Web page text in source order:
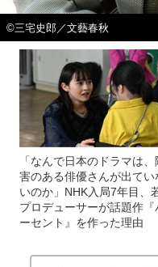
©三宅史郎／文藝春秋
「なんで日本のドラマは、
害のある俳優さんが出てい
いのか」NHK入局7年目、
プロデューサーが話題作『
ーセント』を作った理由